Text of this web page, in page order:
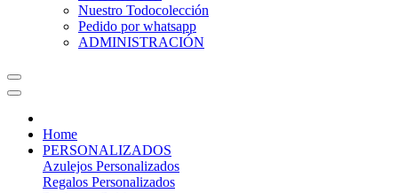
Nuestro Todocolección
Pedido por whatsapp
ADMINISTRACIÓN
Home
PERSONALIZADOS
Azulejos Personalizados
Regalos Personalizados